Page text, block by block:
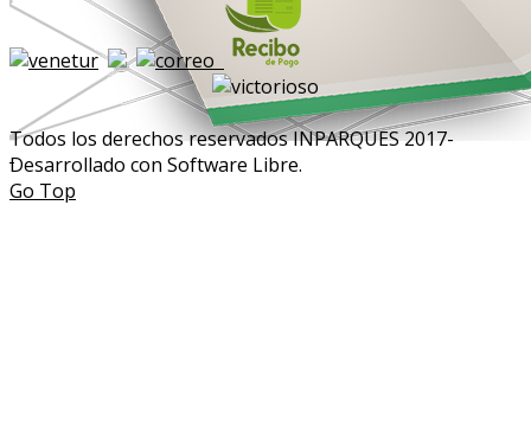
Todos los derechos reservados INPARQUES 2017-
Desarrollado con Software Libre.
Go Top